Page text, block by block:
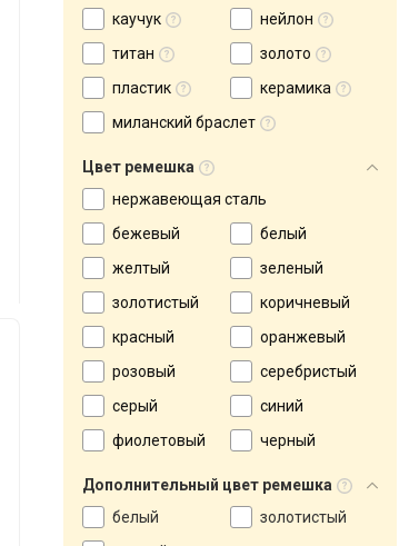
каучук
нейлон
титан
золото
пластик
керамика
миланский браслет
Цвет ремешка
нержавеющая сталь
бежевый
белый
желтый
зеленый
золотистый
коричневый
красный
оранжевый
розовый
серебристый
серый
синий
фиолетовый
черный
Дополнительный цвет ремешка
белый
золотистый